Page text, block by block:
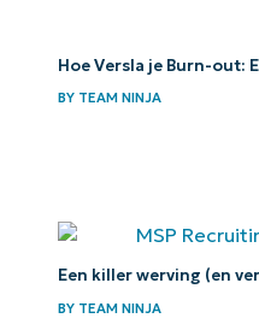
Hoe Versla je Burn-out:
BY TEAM NINJA
Een killer werving (en
BY TEAM NINJA